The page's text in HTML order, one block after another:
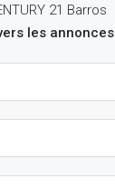
21 Barros
les annonces